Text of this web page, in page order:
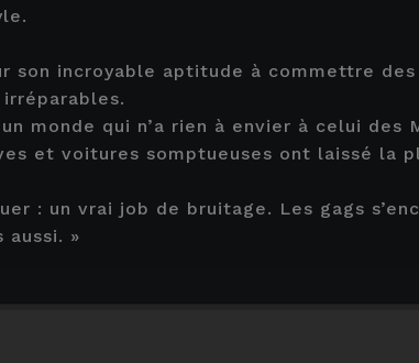
son incroyable aptitude à commettre
monde qui n’a rien à envier à celui des
et voitures somptueuses ont laissé la
: un vrai job de bruitage. Les gags
»